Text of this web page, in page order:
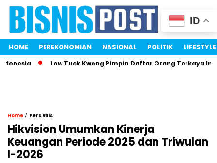
HOME PEREKONOMIAN NASIONAL POLITIK LIFESTYLE
Low Tuck Kwong Pimpin Daftar Orang Terkaya
Home / Pers Rilis
Hikvision Umumkan Kinerja
Keuangan Periode 2025 dan Triwulan
I-2026
ID